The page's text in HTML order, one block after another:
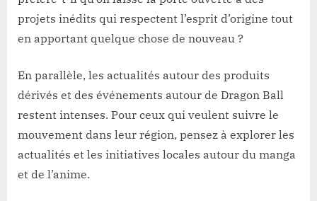
projets inédits qui respectent l’esprit d’origine tout
en apportant quelque chose de nouveau ?
En parallèle, les actualités autour des produits
dérivés et des événements autour de Dragon Ball
restent intenses. Pour ceux qui veulent suivre le
mouvement dans leur région, pensez à explorer les
actualités et les initiatives locales autour du manga
et de l’anime.